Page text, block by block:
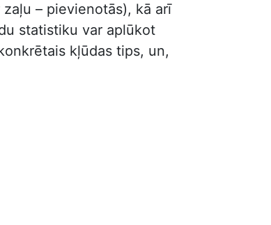
– pievienotās), kā arī
statistiku var aplūkot
kļūdas tips, un,